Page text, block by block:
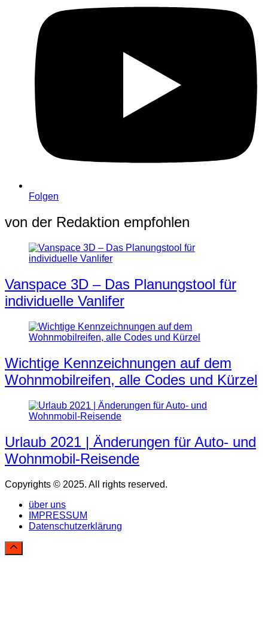
Folgen
von der Redaktion empfohlen
Vanspace 3D – Das Planungstool für
individuelle Vanlifer
Wichtige Kennzeichnungen auf dem
Wohnmobilreifen, alle Codes und Kürzel
Urlaub 2021 | Änderungen für Auto- und
Wohnmobil-Reisende
Copyrights © 2025. All rights reserved.
über uns
IMPRESSUM
Datenschutzerklärung